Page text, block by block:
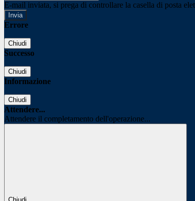
E-mail inviata, si prega di controllare la casella di posta
Errore
Chiudi
Successo
Chiudi
Informazione
Chiudi
Attendere...
Attendere il completamento dell'operazione...